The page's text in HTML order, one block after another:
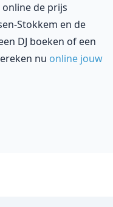
de prijs
Stokkem en de
DJ boeken of een
nu online jouw